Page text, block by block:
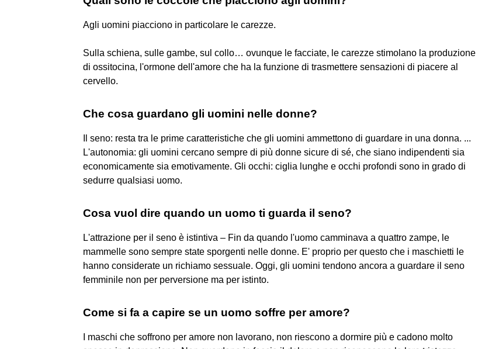
Agli uomini piacciono in particolare le carezze.
Sulla schiena, sulle gambe, sul collo… ovunque le facciate, le carezze stimolano la produzione
di ossitocina, l'ormone dell'amore che ha la funzione di trasmettere sensazioni di piacere al
cervello.
Che cosa guardano gli uomini nelle donne?
Il seno: resta tra le prime caratteristiche che gli uomini ammettono di guardare in una donna. ...
L'autonomia: gli uomini cercano sempre di più donne sicure di sé, che siano indipendenti sia
economicamente sia emotivamente. Gli occhi: ciglia lunghe e occhi profondi sono in grado di
sedurre qualsiasi uomo.
Cosa vuol dire quando un uomo ti guarda il seno?
L'attrazione per il seno è istintiva – Fin da quando l'uomo camminava a quattro zampe, le
mammelle sono sempre state sporgenti nelle donne. E' proprio per questo che i maschietti le
hanno considerate un richiamo sessuale. Oggi, gli uomini tendono ancora a guardare il seno
femminile non per perversione ma per istinto.
Come si fa a capire se un uomo soffre per amore?
I maschi che soffrono per amore non lavorano, non riescono a dormire più e cadono molto